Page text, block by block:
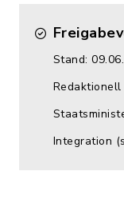
Stand:
Integration